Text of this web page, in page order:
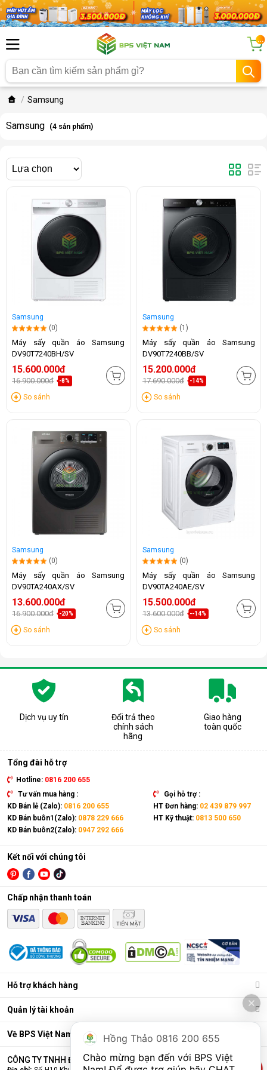
...
Samsung
Samsung (4 sản phẩm)
Samsung
(0)
Máy sấy quần áo Samsung
DV90T7240BH/SV
15.600.000đ
16.900.000đ -8%
So sánh
Samsung
(1)
Máy sấy quần áo Samsung
DV90T7240BB/SV
15.200.000đ
17.690.000đ -14%
So sánh
Samsung
(0)
Máy sấy quần áo Samsung
DV90TA240AX/SV
13.600.000đ
16.900.000đ -20%
So sánh
Samsung
(0)
Máy sấy quần áo Samsung
DV90TA240AE/SV
15.500.000đ
13.600.000đ --14%
So sánh
Dịch vụ uy tín
Đổi trả theo
chính sách
hãng
Giao hàng
toàn quốc
Tổng đài hỗ trợ
Hotline: 0816 200 655
Tư vấn mua hàng :
KD Bán lẻ (Zalo): 0816 200 655
KD Bán buôn1(Zalo): 0878 229 666
KD Bán buôn2(Zalo): 0947 292 666
Gọi hỗ trợ :
HT Đơn hàng: 02 439 879 997
HT Kỹ thuật: 0813 500 650
Hỗ trợ khách hàng
Quản lý tài khoản
Về BPS Việt Nam
Kết nối với chúng tôi
Chấp nhận thanh toán
CÔNG TY TNHH ĐẦU TƯ VÀ THƯƠNG MẠI BPS VIỆT NAM
Hồng Thảo 0816 200 655
Chào mừng bạn đến với BPS Việt